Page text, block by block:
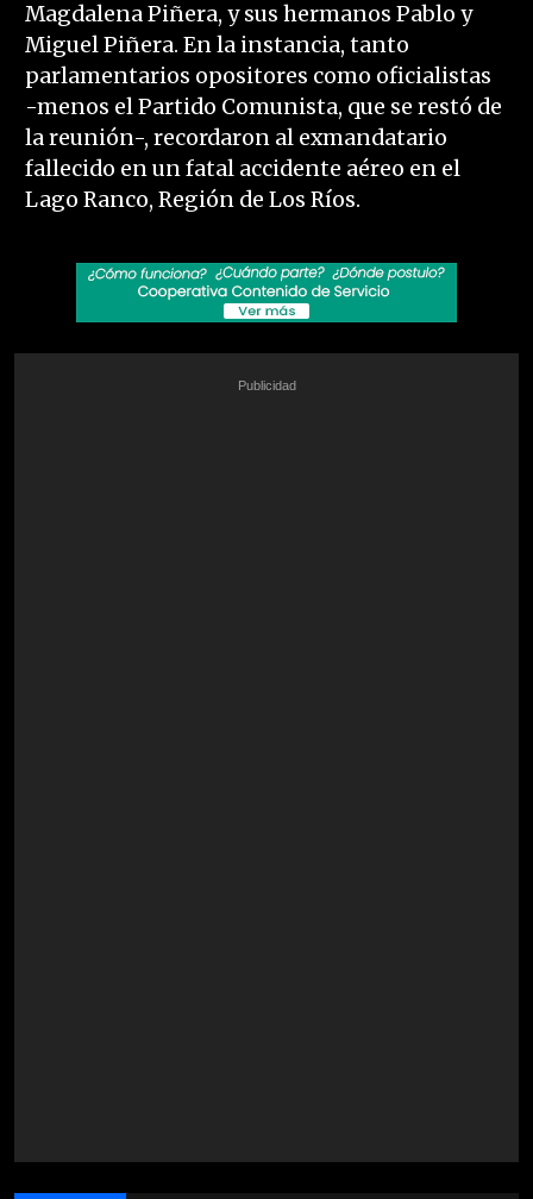
Magdalena Piñera, y sus hermanos Pablo y
Miguel Piñera. En la instancia, tanto
parlamentarios opositores como oficialistas
-menos el Partido Comunista, que se restó de
la reunión-, recordaron al exmandatario
fallecido en un fatal accidente aéreo en el
Lago Ranco, Región de Los Ríos.